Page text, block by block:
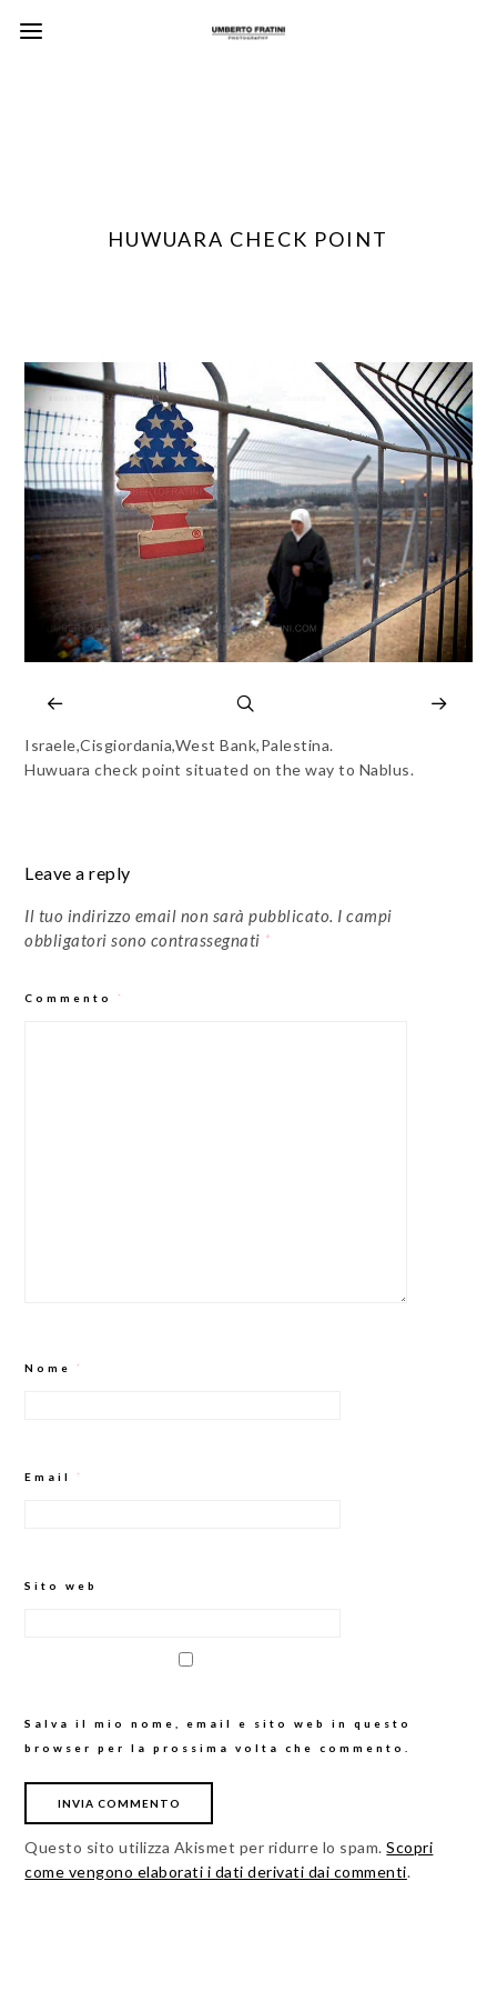
HUWUARA CHECK POINT
Israele,Cisgiordania,West Bank,Palestina.
Huwuara check point situated on the way to Nablus.
Leave a reply
Il tuo indirizzo email non sarà pubblicato. I campi
obbligatori sono contrassegnati *
Commento *
Nome *
Email *
Sito web
Salva il mio nome, email e sito web in questo
browser per la prossima volta che commento.
Questo sito utilizza Akismet per ridurre lo spam.Scopri
come vengono elaborati i dati derivati dai commenti.